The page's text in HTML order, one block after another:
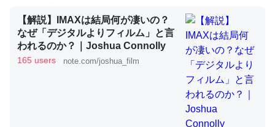
くらい。小説でいう「ずっと前の伏線」は回収されないけ
ど、短期記憶というには多い分量。進化すればするほど分
かりやすく強くなりそう
【解説】IMAXは結局何が凄いの？
なぜ「デジタルよりフィルム」と言
われるのか？｜Joshua Connolly
165 users note.com/joshua_film